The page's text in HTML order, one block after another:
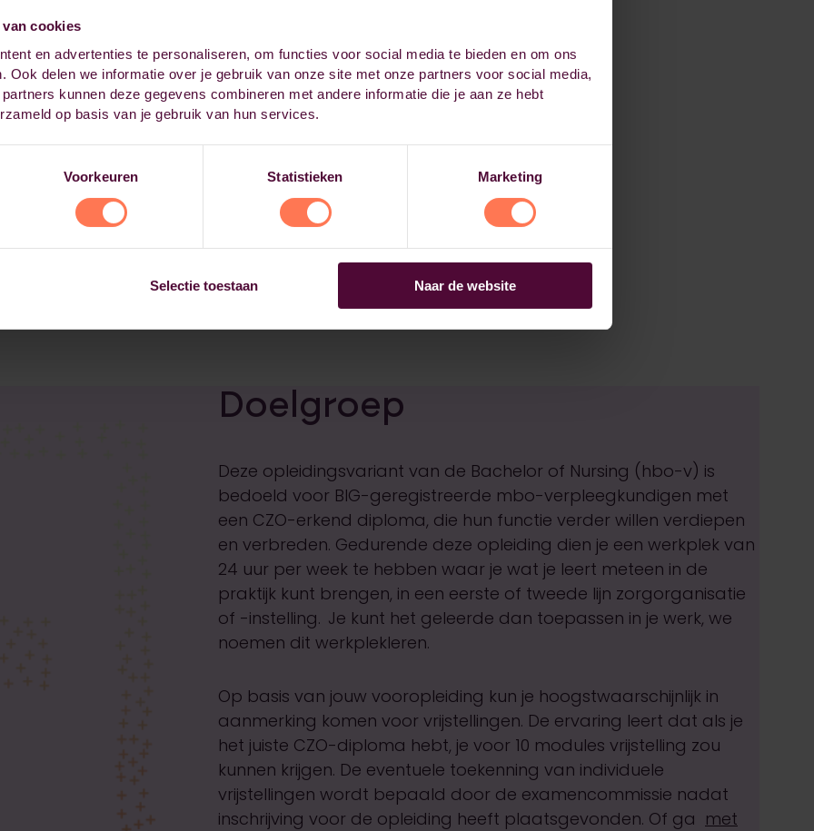
cookies
en advertenties te personaliseren, om functies voor social media te bieden en om ons
Ook delen we informatie over je gebruik van onze site met onze partners voor social media,
kunnen deze gegevens combineren met andere informatie die je aan ze hebt
op basis van je gebruik van hun services.
Voorkeuren Statistieken Marketing
Selectie toestaan Naar de website
Doelgroep
Deze opleidingsvariant van de Bachelor of Nursing (hbo-v) is
bedoeld voor BIG-geregistreerde mbo-verpleegkundigen met
een CZO-erkend diploma, die hun functie verder willen verdiepen
en verbreden. Gedurende deze opleiding dien je een werkplek van
24 uur per week te hebben waar je wat je leert meteen in de
praktijk kunt brengen, in een eerste of tweede lijn zorgorganisatie
of -instelling. Je kunt het geleerde dan toepassen in je werk, we
noemen dit werkplekleren.
Op basis van jouw vooropleiding kun je hoogstwaarschijnlijk in
aanmerking komen voor vrijstellingen. De ervaring leert dat als je
het juiste CZO-diploma hebt, je voor 10 modules vrijstelling zou
kunnen krijgen. De eventuele toekenning van individuele
vrijstellingen wordt bepaald door de examencommissie nadat
inschrijving voor de opleiding heeft plaatsgevonden. Of ga met